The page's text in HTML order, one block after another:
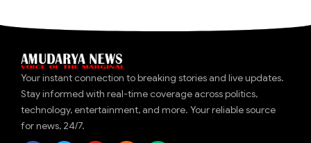
Your instant connection to breaking stories and live updates.
Stay informed with real-time coverage across politics,
technology, entertainment, and more. Your reliable source
for news, 24/7.